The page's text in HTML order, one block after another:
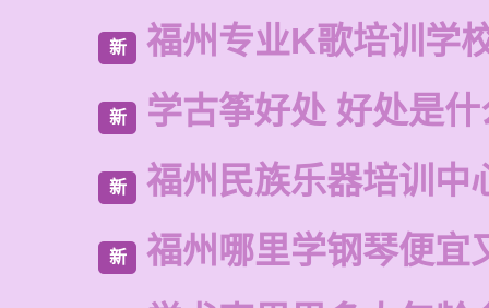
新 福州专业K歌培训学
新 学古筝好处 好处是什
新 福州民族乐器培训中
新
福州哪里学钢琴便宜